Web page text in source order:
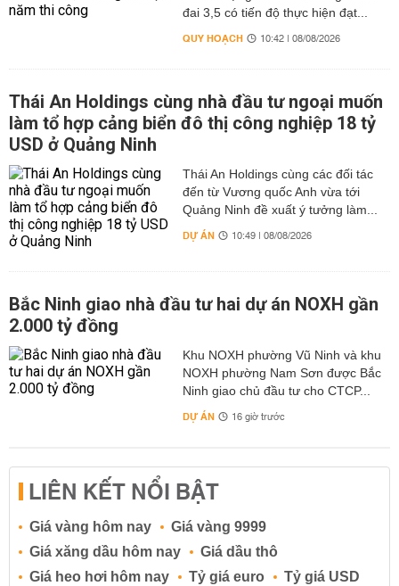
đai 3,5 có tiến độ thực hiện đạt...
QUY HOẠCH 10:42 | 08/08/2026
Thái An Holdings cùng nhà đầu tư ngoại muốn
làm tổ hợp cảng biển đô thị công nghiệp 18 tỷ
USD ở Quảng Ninh
Thái An Holdings cùng các đối tác
đến từ Vương quốc Anh vừa tới
Quảng Ninh đề xuất ý tưởng làm...
DỰ ÁN 10:49 | 08/08/2026
Bắc Ninh giao nhà đầu tư hai dự án NOXH gần
2.000 tỷ đồng
Khu NOXH phường Vũ Ninh và khu
NOXH phường Nam Sơn được Bắc
Ninh giao chủ đầu tư cho CTCP...
DỰ ÁN 16 giờ trước
LIÊN KẾT NỔI BẬT
Giá vàng hôm nay
Giá vàng 9999
Giá xăng dầu hôm nay
Giá dầu thô
Giá heo hơi hôm nay
Tỷ giá euro
Tỷ giá USD